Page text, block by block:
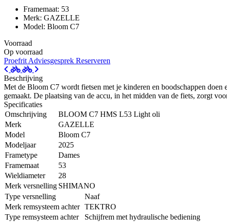
Framemaat: 53
Merk: GAZELLE
Model: Bloom C7
Voorraad
Op voorraad
Proefrit Adviesgesprek Reserveren
Beschrijving
Met de Bloom C7 wordt fietsen met je kinderen en boodschappen
gemaakt. De plaatsing van de accu, in het midden van de fiets, zorgt
Specificaties
Omschrijving
BLOOM C7 HMS L53 Light oli
Merk
GAZELLE
Model
Bloom C7
Modeljaar
2025
Frametype
Dames
Framemaat
53
Wieldiameter
28
Merk versnelling SHIMANO
Type versnelling
Naaf
Merk remsysteem achter TEKTRO
Type remsysteem achter
Schijfrem met hydraulische bediening